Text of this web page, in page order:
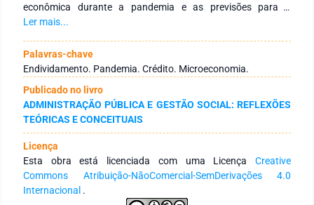
econômica durante a pandemia e as previsões para a
retomada, bem como realizar um breve levantamento de
ao final, verifica os fatores que podem contribuir para a
derrocada financeira da microeconomia familiar. A pesquisa
consiste em uma análise quantitativa dos fatores do
endividamento a partir de fontes bibliográficas e
documentais. Como resultados, o estudo verifica que a
política econômica durante e posterior ao pico da pandemia
tende a promover políticas sociais, no intuito de estimular o
consumo. Além disso, os dados do inadimplemento se
mantém nos mesmos patamares de antes da pandemia, o
que indica a continuidade de fatores contributivos, dentre
estes fatores, estão o desemprego e a diminuição da renda
Ler mais...
Palavras-chave
Endividamento. Pandemia. Crédito. Microeconomia.
Publicado no livro
ADMINISTRAÇÃO PÚBLICA E GESTÃO SOCIAL: REFLEXÕES
TEÓRICAS E CONCEITUAIS
Licença
Esta obra está licenciada com uma Licença Creative
Commons Atribuição-NãoComercial-SemDerivações 4.0
Internacional .